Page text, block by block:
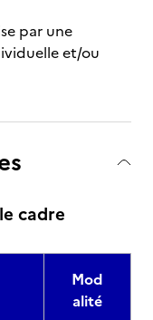
par une
et/ou
cadre
Mod
alité